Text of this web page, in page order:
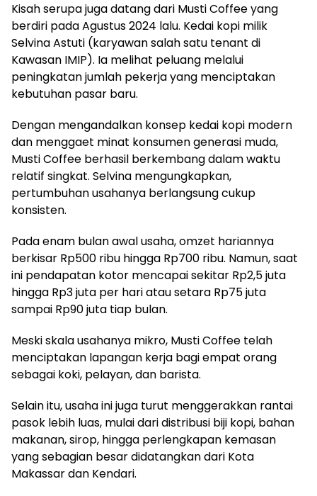
Kisah serupa juga datang dari Musti Coffee yang
berdiri pada Agustus 2024 lalu. Kedai kopi milik
Selvina Astuti (karyawan salah satu tenant di
Kawasan IMIP). Ia melihat peluang melalui
peningkatan jumlah pekerja yang menciptakan
kebutuhan pasar baru.
Dengan mengandalkan konsep kedai kopi modern
dan menggaet minat konsumen generasi muda,
Musti Coffee berhasil berkembang dalam waktu
relatif singkat. Selvina mengungkapkan,
pertumbuhan usahanya berlangsung cukup
konsisten.
Pada enam bulan awal usaha, omzet hariannya
berkisar Rp500 ribu hingga Rp700 ribu. Namun, saat
ini pendapatan kotor mencapai sekitar Rp2,5 juta
hingga Rp3 juta per hari atau setara Rp75 juta
sampai Rp90 juta tiap bulan.
Meski skala usahanya mikro, Musti Coffee telah
menciptakan lapangan kerja bagi empat orang
sebagai koki, pelayan, dan barista.
Selain itu, usaha ini juga turut menggerakkan rantai
pasok lebih luas, mulai dari distribusi biji kopi, bahan
makanan, sirop, hingga perlengkapan kemasan
yang sebagian besar didatangkan dari Kota
Makassar dan Kendari.